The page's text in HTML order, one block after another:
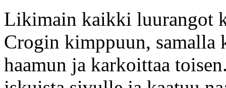
Likimain kaikki luurangot
Crogin kimppuun, samalla
haamun ja karkoittaa